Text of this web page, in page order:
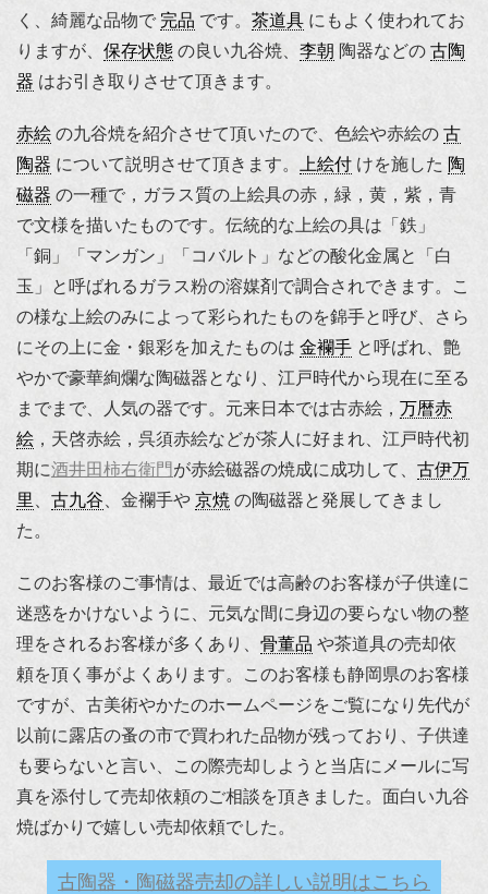
く、綺麗な品物で 完品 です。 茶道具 にもよく使われてお
りますが、 保存状態 の良い九谷焼、 李朝 陶器などの 古陶
器 はお引き取りさせて頂きます。
赤絵 の九谷焼を紹介させて頂いたので、色絵や赤絵の 古
陶器 について説明させて頂きます。 上絵付 けを施した 陶
磁器 の一種で，ガラス質の上絵具の赤，緑，黄，紫，青
で文様を描いたものです。伝統的な上絵の具は「鉄」
「銅」「マンガン」「コバルト」などの酸化金属と「白
玉」と呼ばれるガラス粉の溶媒剤で調合されできます。こ
の様な上絵のみによって彩られたものを錦手と呼び、さら
にその上に金・銀彩を加えたものは 金襴手 と呼ばれ、艶
やかで豪華絢爛な陶磁器となり、江戸時代から現在に至る
までまで、人気の器です。元来日本では古赤絵， 万暦赤
絵 ，天啓赤絵，呉須赤絵などが茶人に好まれ、江戸時代初
期に酒井田柿右衛門が赤絵磁器の焼成に成功して、 古伊万
里
古九谷 、金襴手や 京焼 の陶磁器と発展してきまし
た。
このお客様のご事情は、最近では高齢のお客様が子供達に
迷惑をかけないように、元気な間に身辺の要らない物の整
理をされるお客様が多くあり、 骨董品 や茶道具の売却依
頼を頂く事がよくあります。このお客様も静岡県のお客様
ですが、古美術やかたのホームページをご覧になり先代が
以前に露店の蚤の市で買われた品物が残っており、子供達
も要らないと言い、この際売却しようと当店にメールに写
真を添付して売却依頼のご相談を頂きました。面白い九谷
焼ばかりで嬉しい売却依頼でした。
古陶器・陶磁器売却の詳しい説明はこちら